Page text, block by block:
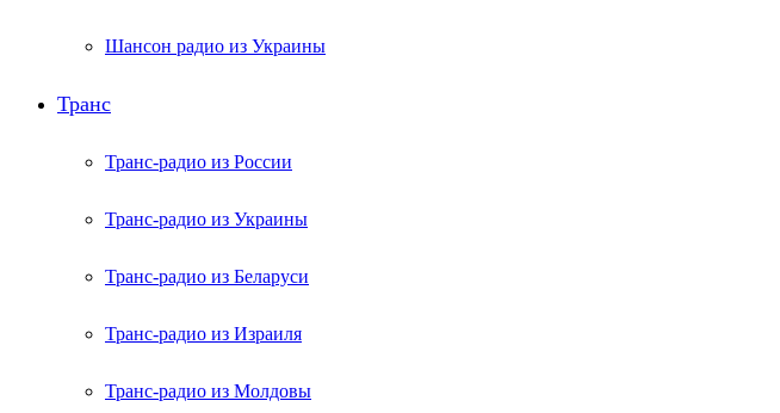
Шансон радио из Украины
Транс
Транс-радио из России
Транс-радио из Украины
Транс-радио из Беларуси
Транс-радио из Израиля
Транс-радио из Молдовы